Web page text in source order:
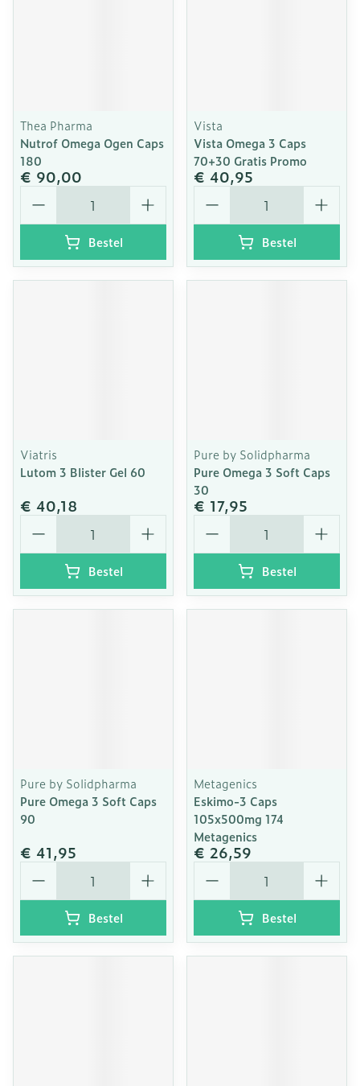
Thea Pharma
Nutrof Omega Ogen Caps
180
€ 90,00
Aantal
Bestel
Vista
Vista Omega 3 Caps
70+30 Gratis Promo
€ 40,95
Aantal
Bestel
Viatris
Lutom 3 Blister Gel 60
€ 40,18
Aantal
Bestel
Pure by Solidpharma
Pure Omega 3 Soft Caps
30
€ 17,95
Aantal
Bestel
Pure by Solidpharma
Pure Omega 3 Soft Caps
90
€ 41,95
Aantal
Bestel
Metagenics
Eskimo-3 Caps
105x500mg 174
Metagenics
€ 26,59
Aantal
Bestel